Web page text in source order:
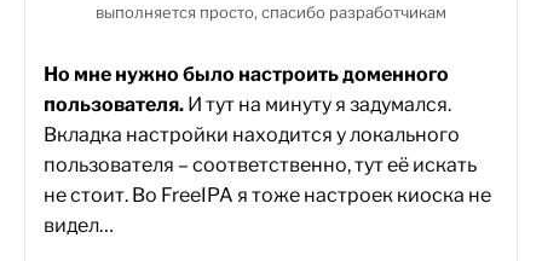
выполняется просто, спасибо разработчикам
Но мне нужно было настроить доменного
пользователя. И тут на минуту я задумался.
Вкладка настройки находится у локального
пользователя – соответственно, тут её искать
не стоит. Во FreeIPA я тоже настроек киоска не
видел…